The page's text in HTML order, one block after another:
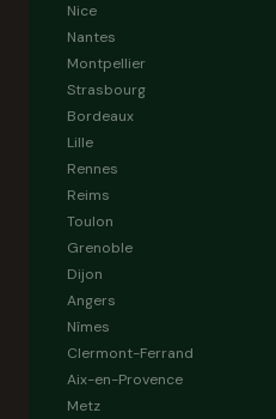
Nice
Nantes
Montpellier
Strasbourg
Bordeaux
Lille
Rennes
Reims
Toulon
Grenoble
Dijon
Angers
Nîmes
Clermont-Ferrand
Aix-en-Provence
Metz